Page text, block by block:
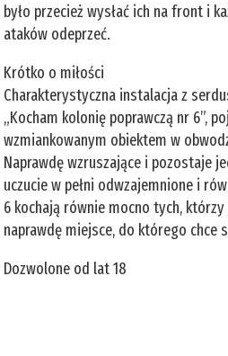
było przecież wysłać ich na front i
ataków odeprzeć.
Krótko o miłości
Charakterystyczna instalacja z
„Kocham kolonię poprawczą nr 6”,
wzmiankowanym obiektem w
Naprawdę wzruszające i pozostaje
uczucie w pełni odwzajemnione i
6 kochają równie mocno tych,
naprawdę miejsce, do którego chce
Dozwolone od lat 18